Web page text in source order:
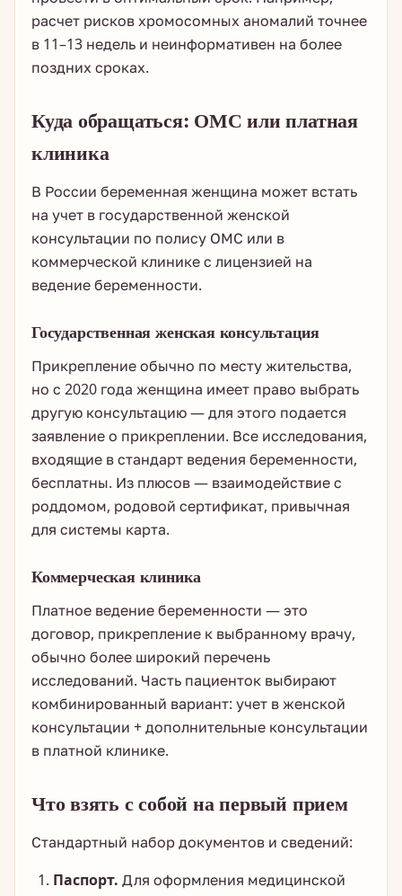
расчет рисков хромосомных аномалий точнее
в 11–13 недель и неинформативен на более
поздних сроках.
Куда обращаться: ОМС или платная
клиника
В России беременная женщина может встать
на учет в государственной женской
консультации по полису ОМС или в
коммерческой клинике с лицензией на
ведение беременности.
Государственная женская консультация
Прикрепление обычно по месту жительства,
но с 2020 года женщина имеет право выбрать
другую консультацию — для этого подается
заявление о прикреплении. Все исследования,
входящие в стандарт ведения беременности,
бесплатны. Из плюсов — взаимодействие с
роддомом, родовой сертификат, привычная
для системы карта.
Коммерческая клиника
Платное ведение беременности — это
договор, прикрепление к выбранному врачу,
обычно более широкий перечень
исследований. Часть пациенток выбирают
комбинированный вариант: учет в женской
консультации + дополнительные консультации
в платной клинике.
Что взять с собой на первый прием
Стандартный набор документов и сведений:
Паспорт. Для оформления медицинской